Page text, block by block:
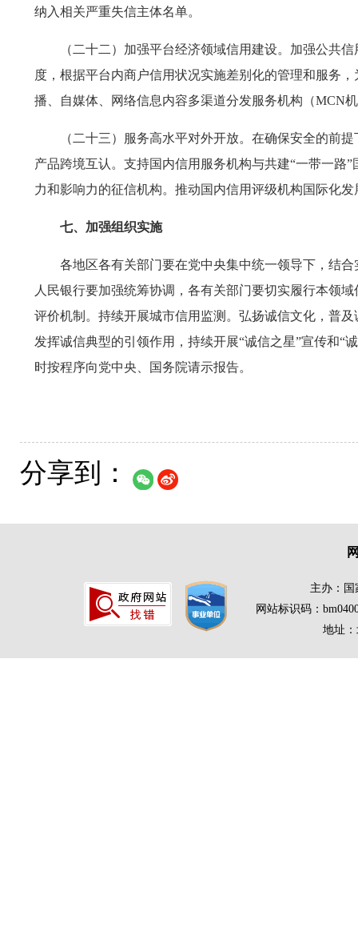
纳入相关严重失信主体名单。
（二十二）加强平台经济领域信用建设。加强公共
度，根据平台内商户信用状况实施差别化的管理和服务
播、自媒体、网络信息内容多渠道分发服务机构（MCN
（二十三）服务高水平对外开放。在确保安全的前
产品跨境互认。支持国内信用服务机构与共建“一带一路
力和影响力的征信机构。推动国内信用评级机构国际化发
七、加强组织实施
各地区各有关部门要在党中央集中统一领导下，结
人民银行要加强统筹协调，各有关部门要切实履行本领
评价机制。持续开展城市信用监测。弘扬诚信文化，普
发挥诚信典型的引领作用，持续开展“诚信之星”宣传和“
时按程序向党中央、国务院请示报告。
分享到：
主办：
网站标识码：
地址